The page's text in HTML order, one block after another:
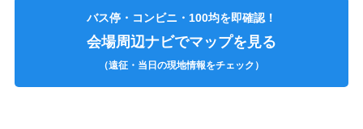
バス停・コンビニ・100均を即確認！
会場周辺ナビでマップを見る
（遠征・当日の現地情報をチェック）